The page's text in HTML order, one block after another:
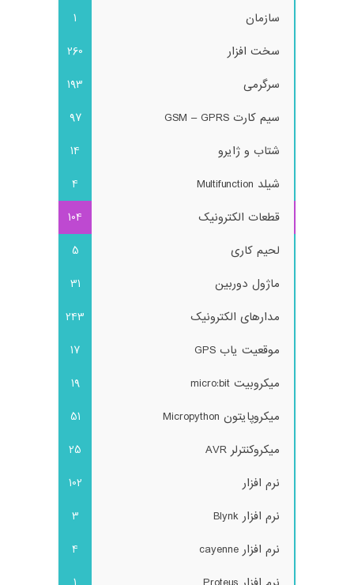
سازمان
1
سخت افزار
260
سرگرمی
193
سیم کارت GSM – GPRS
97
شتاب و ژایرو
14
شیلد Multifunction
4
قطعات الکترونیک
104
لحیم کاری
5
ماژول دوربین
31
مدارهای الکترونیک
243
موقعیت یاب GPS
17
میکروبیت micro:bit
19
میکروپایتون Micropython
51
میکروکنترلر AVR
25
نرم افزار
102
نرم افزار Blynk
3
نرم افزار cayenne
4